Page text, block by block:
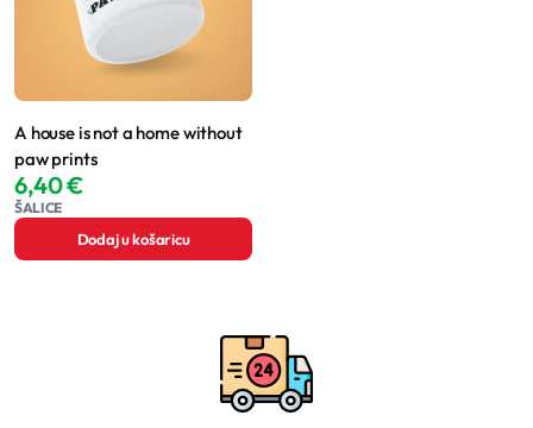
A house is not a home without
paw prints
6,40€
ŠALICE
Dodaj u košaricu